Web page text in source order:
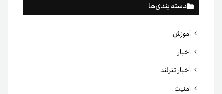
دسته بندی‌ها
آموزش
اخبار
اخبار تترلند
امنیت